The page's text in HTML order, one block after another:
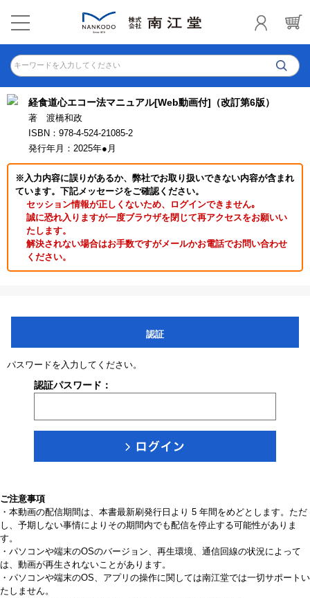
キーワードを入力してください
経食道心エコー法マニュアル[Web動画付]（改訂第6版）
著 渡橋和政
ISBN：978-4-524-21085-2
発行年月：2025年●月
※入力内容に誤りがあるか、弊社でお取り扱いできない内容が含まれ
ています。下記メッセージをご確認ください。
セッション情報が正しくないため、ログインできません｡
誠に恐れ入りますが一度ブラウザを閉じて再アクセスをお願いい
たします。
解決されない場合はお手数ですがメールかお電話でお問い合わせ
ください。
認証
パスワードを入力してください。
認証パスワード：
ご注意事項
・本動画の配信期間は、本書最新刷発行日より 5 年間をめどとします。ただ
し、予期しない事情によりその期間内でも配信を停止する可能性がありま
す。
・パソコンや端末のOSのバージョン、再生環境、通信回線の状況によって
は、動画が再生されないことがあります。
・パソコンや端末のOS、アプリの操作に関しては南江堂では一切サポートい
たしません。